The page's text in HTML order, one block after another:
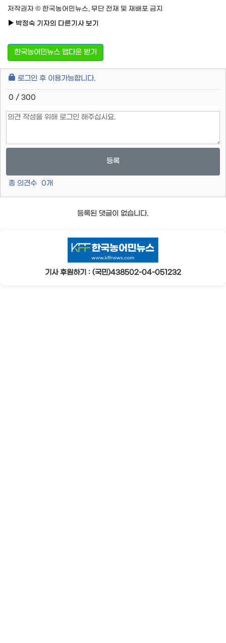
저작권자 © 한국농어민뉴스, 무단 전재 및 재배포 금지
박정숙 기자의 다른기사 보기
한국농어민뉴스 앱다운 받기
로그인 후 이용가능합니다.
0 / 300
등록
총 의견수 0개
등록된 댓글이 없습니다.
기사 후원하기 : (국민)438502-04-051232